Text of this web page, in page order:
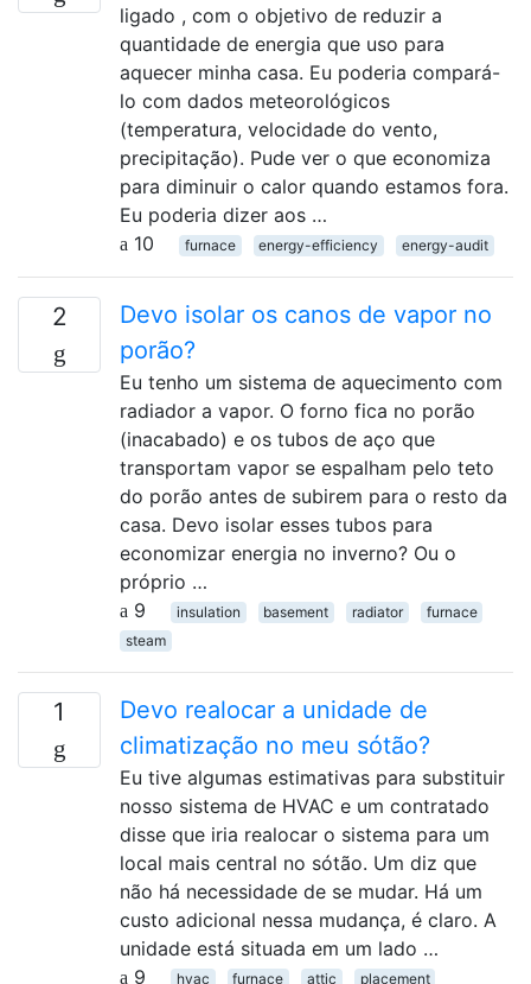
ligado , com o objetivo de reduzir a
quantidade de energia que uso para
aquecer minha casa. Eu poderia compará-
lo com dados meteorológicos
(temperatura, velocidade do vento,
precipitação). Pude ver o que economiza
para diminuir o calor quando estamos fora.
Eu poderia dizer aos …
10
furnace energy-efficiency energy-audit
2
Devo isolar os canos de vapor no
porão?
Eu tenho um sistema de aquecimento com
radiador a vapor. O forno fica no porão
(inacabado) e os tubos de aço que
transportam vapor se espalham pelo teto
do porão antes de subirem para o resto da
casa. Devo isolar esses tubos para
economizar energia no inverno? Ou o
próprio …
9
insulation basement radiator
furnace
steam
1
Devo realocar a unidade de
climatização no meu sótão?
Eu tive algumas estimativas para substituir
nosso sistema de HVAC e um contratado
disse que iria realocar o sistema para um
local mais central no sótão. Um diz que
não há necessidade de se mudar. Há um
custo adicional nessa mudança, é claro. A
unidade está situada em um lado …
9
hvac furnace attic placement